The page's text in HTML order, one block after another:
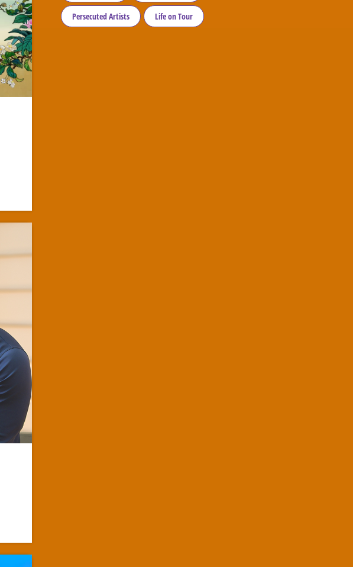
Persecuted Artists Life on Tour